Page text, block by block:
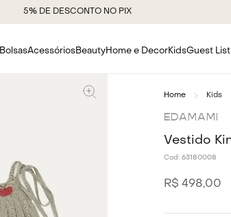
5% DE DESCONTO NO PIX
BolsasAcessóriosBeautyHome e DecorKidsGuest List
Kids
EDAMAMI
Vestido
Cod: 63180008
R$ 498,00